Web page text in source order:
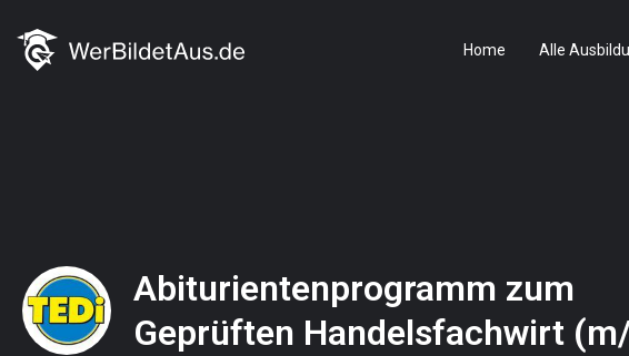
Home Alle
Abiturientenprogramm zum
Geprüften Handelsfachwirt